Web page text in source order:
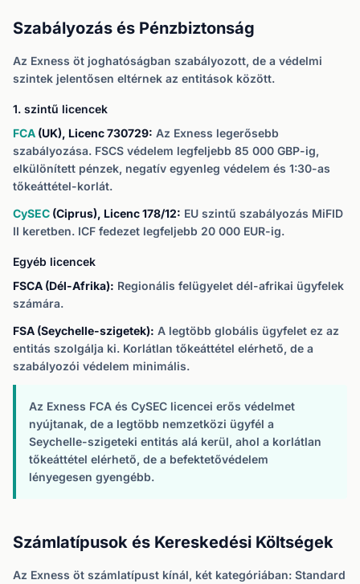
Szabályozás és Pénzbiztonság
Az Exness öt joghatóságban szabályozott, de a védelmi
szintek jelentősen eltérnek az entitások között.
1. szintű licencek
FCA (UK), Licenc 730729: Az Exness legerősebb
szabályozása. FSCS védelem legfeljebb 85 000 GBP-ig,
elkülönített pénzek, negatív egyenleg védelem és 1:30-as
tőkeáttétel-korlát.
CySEC (Ciprus), Licenc 178/12: EU szintű szabályozás MiFID
II keretben. ICF fedezet legfeljebb 20 000 EUR-ig.
Egyéb licencek
FSCA (Dél-Afrika): Regionális felügyelet dél-afrikai ügyfelek
számára.
FSA (Seychelle-szigetek): A legtöbb globális ügyfelet ez az
entitás szolgálja ki. Korlátlan tőkeáttétel elérhető, de a
szabályozói védelem minimális.
Az Exness FCA és CySEC licencei erős védelmet
nyújtanak, de a legtöbb nemzetközi ügyfél a
Seychelle-szigeteki entitás alá kerül, ahol a korlátlan
tőkeáttétel elérhető, de a befektetővédelem
lényegesen gyengébb.
Számlatípusok és Kereskedési Költségek
Az Exness öt számlatípust kínál, két kategóriában: Standard